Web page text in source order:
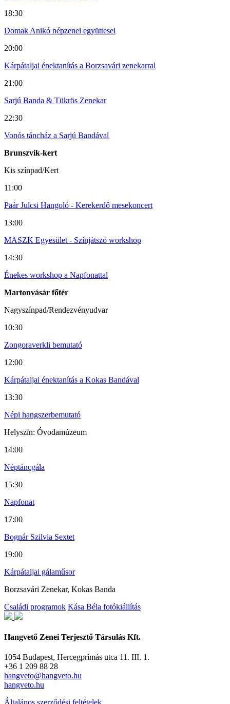
18:30
Domak Anikó népzenei együttesei
20:00
Kárpátaljai énektanítás a Borzsavári zenekarral
21:00
Sarjú Banda & Tükrös Zenekar
22:30
Vonós táncház a Sarjú Bandával
Brunszvik-kert
Kis színpad/Kert
11:00
Paár Julcsi Hangoló - Kerekerdő mesekoncert
13:00
MASZK Egyesület - Színjátszó workshop
14:30
Énekes workshop a Napfonattal
Martonvásár főtér
Nagyszínpad/Rendezvényudvar
10:30
Zongoraverkli bemutató
12:00
Kárpátaljai énektanítás a Kokas Bandával
13:30
Népi hangszerbemutató
Helyszín: Óvodamúzeum
14:00
Néptáncgála
15:30
Napfonat
17:00
Bognár Szilvia Sextet
19:00
Kárpátaljai gálaműsor
Borzsavári Zenekar, Kokas Banda
Családi programok Kása Béla fotókiállítás
Hangvető Zenei Terjesztő Társulás Kft.
1054 Budapest, Hercegprímás utca 11. III. 1.
+36 1 209 88 28
hangveto@hangveto.hu
hangveto.hu
Általános szerződési feltételek